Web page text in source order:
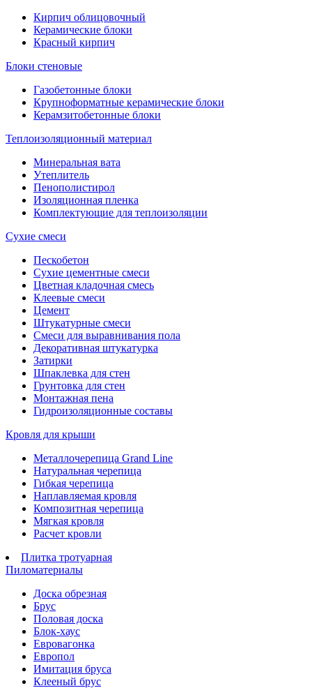
Кирпич облицовочный
Керамические блоки
Красный кирпич
Блоки стеновые
Газобетонные блоки
Крупноформатные керамические блоки
Керамзитобетонные блоки
Теплоизоляционный материал
Минеральная вата
Утеплитель
Пенополистирол
Изоляционная пленка
Комплектующие для теплоизоляции
Сухие смеси
Пескобетон
Сухие цементные смеси
Цветная кладочная смесь
Клеевые смеси
Цемент
Штукатурные смеси
Смеси для выравнивания пола
Декоративная штукатурка
Затирки
Шпаклевка для стен
Грунтовка для стен
Монтажная пена
Гидроизоляционные составы
Кровля для крыши
Металлочерепица Grand Line
Натуральная черепица
Гибкая черепица
Наплавляемая кровля
Композитная черепица
Мягкая кровля
Расчет кровли
Плитка тротуарная
Пиломатериалы
Доска обрезная
Брус
Половая доска
Блок-хаус
Евровагонка
Европол
Имитация бруса
Клееный брус